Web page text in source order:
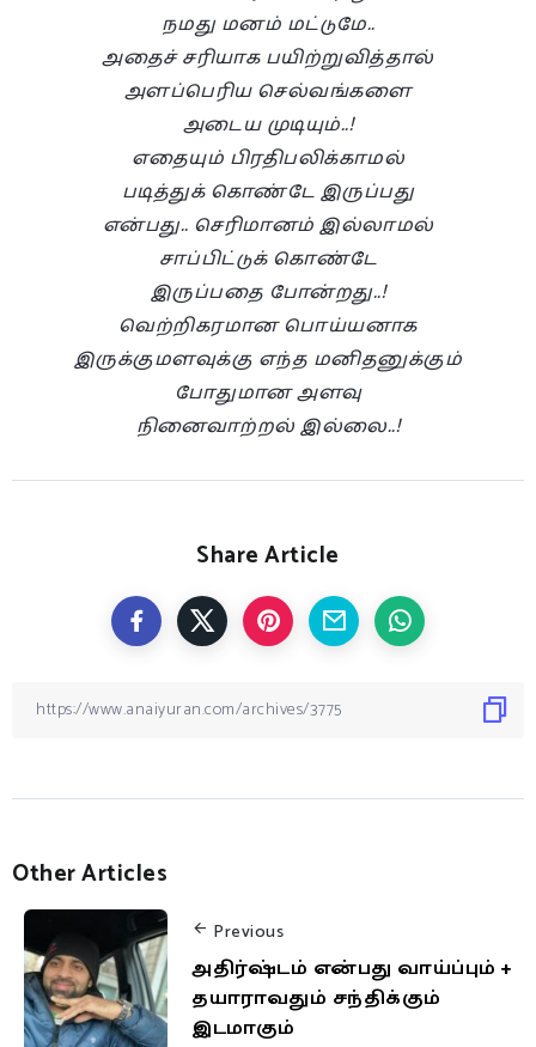
நமது மனம் மட்டுமே..
அதைச் சரியாக பயிற்றுவித்தால்
அளப்பெரிய செல்வங்களை
அடைய முடியும்..!
எதையும் பிரதிபலிக்காமல்
படித்துக் கொண்டே இருப்பது
என்பது.. செரிமானம் இல்லாமல்
சாப்பிட்டுக் கொண்டே
இருப்பதை போன்றது..!
வெற்றிகரமான பொய்யனாக
இருக்குமளவுக்கு எந்த மனிதனுக்கும்
போதுமான அளவு
நினைவாற்றல் இல்லை..!
Share Article
Other Articles
Previous
அதிர்ஷ்டம் என்பது வாய்ப்பும் +
தயாராவதும் சந்திக்கும்
இடமாகும்